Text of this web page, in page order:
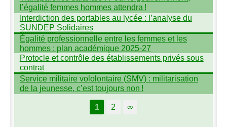
l’égalité femmes hommes attendra !
Interdiction des portables au lycée : l’analyse du
SUNDEP Solidaires
Égalité professionnelle entre les femmes et les
hommes : plan académique 2025-27
Protocle et contrôle des établissements privés sous
contrat
Service militaire vololontaire (SMV) : militarisation
de la jeunesse, c’est toujours non !
1 2 ∞